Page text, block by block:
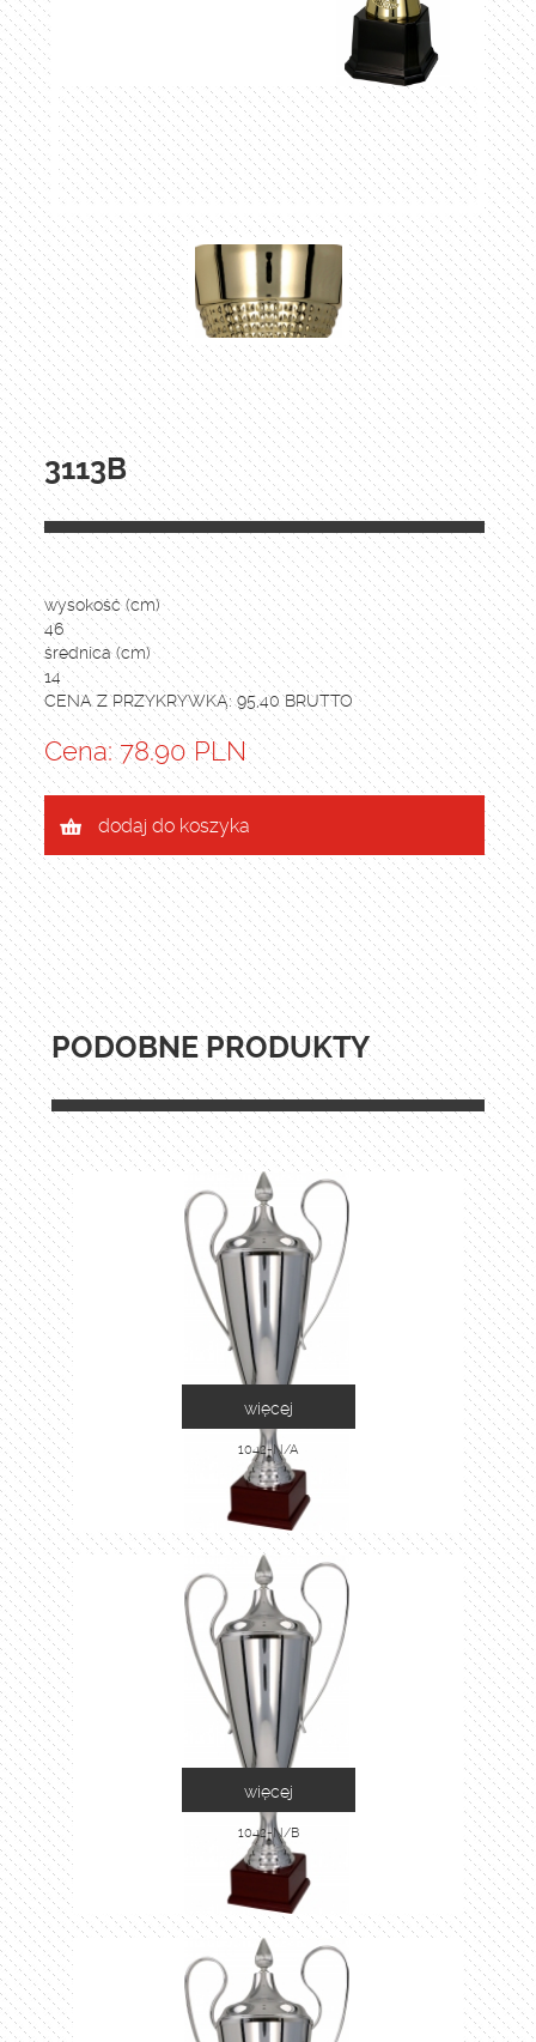
3113B
wysokość (cm)
46
średnica (cm)
14
CENA Z PRZYKRYWKĄ: 95,40 BRUTTO
Cena: 78.90 PLN
dodaj do koszyka
PODOBNE PRODUKTY
1042-N/A
więcej
1042-N/B
więcej